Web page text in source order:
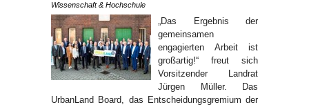
Wissenschaft & Hochschule
„Das Ergebnis der
gemeinsamen
engagierten Arbeit ist
großartig!“ freut sich
Vorsitzender Landrat
Jürgen Müller. Das
UrbanLand Board, das Entscheidungsgremium der